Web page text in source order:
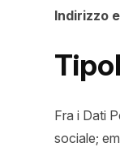
Indirizzo
Fra i Dati
sociale;